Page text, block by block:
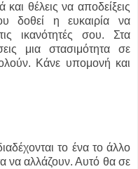
θέλεις να αποδείξεις
δοθεί η ευκαιρία να
ικανότητές σου. Στα
μια στασιμότητα σε
Κάνε υπομονή και
το ένα το άλλο
να αλλάζουν. Αυτό θα σε